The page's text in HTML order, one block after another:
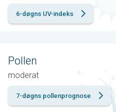
6-døgns UV-indeks
Pollen
moderat
7-døgns pollenprognose